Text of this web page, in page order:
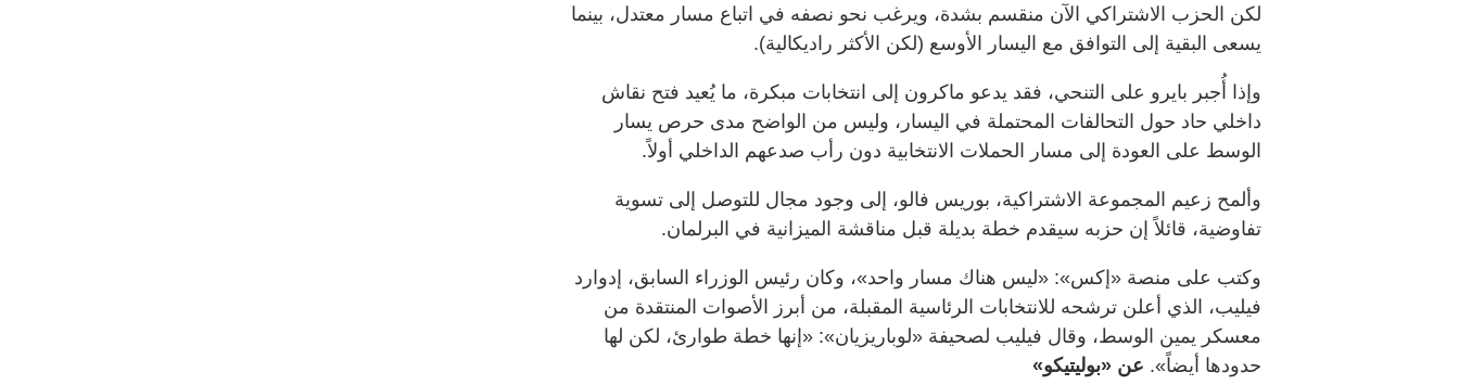
لكن الحزب الاشتراكي الآن منقسم بشدة، ويرغب نحو نصفه في اتباع مسار معتدل، بينما
يسعى البقية إلى التوافق مع اليسار الأوسع (لكن الأكثر راديكالية).
وإذا أُجبر بايرو على التنحي، فقد يدعو ماكرون إلى انتخابات مبكرة، ما يُعيد فتح نقاش
داخلي حاد حول التحالفات المحتملة في اليسار، وليس من الواضح مدى حرص يسار
الوسط على العودة إلى مسار الحملات الانتخابية دون رأب صدعهم الداخلي أولاً.
وألمح زعيم المجموعة الاشتراكية، بوريس فالو، إلى وجود مجال للتوصل إلى تسوية
تفاوضية، قائلاً إن حزبه سيقدم خطة بديلة قبل مناقشة الميزانية في البرلمان.
وكتب على منصة «إكس»: «ليس هناك مسار واحد»، وكان رئيس الوزراء السابق، إدوارد
فيليب، الذي أعلن ترشحه للانتخابات الرئاسية المقبلة، من أبرز الأصوات المنتقدة من
معسكر يمين الوسط، وقال فيليب لصحيفة «لوباريزيان»: «إنها خطة طوارئ، لكن لها
حدودها أيضاً». عن «بوليتيكو»